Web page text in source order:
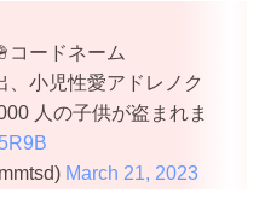
コードネーム
、小児性愛アドレノク
人の子供が盗まれま
March 21, 2023